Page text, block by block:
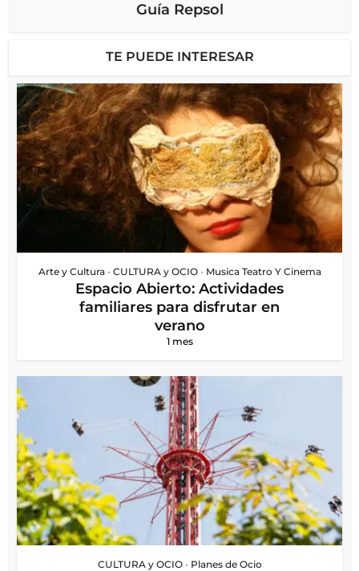
Guía Repsol
TE PUEDE INTERESAR
Arte y Cultura • CULTURA y OCIO • Musica Teatro Y Cinema
Espacio Abierto: Actividades
familiares para disfrutar en
verano
1 mes
CULTURA y OCIO • Planes de Ocio